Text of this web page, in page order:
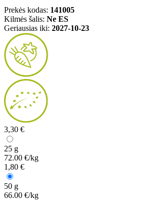
Prekės kodas: 141005
Kilmės šalis: Ne ES
Geriausias iki: 2027-10-23
3,30 €
25 g
72.00 €/kg
1,80 €
50 g
66.00 €/kg